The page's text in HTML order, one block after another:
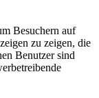
Besuchern auf
zu zeigen, die
Benutzer sind